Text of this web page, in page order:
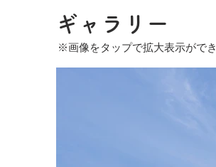
​ギャラリー
※画像をタップで拡大表示がで